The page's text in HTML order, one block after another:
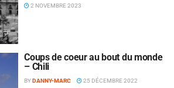
2 NOVEMBRE 2023
Coups de coeur au bout du monde
– Chili
BYDANNY-MARC 25 DÉCEMBRE 2022